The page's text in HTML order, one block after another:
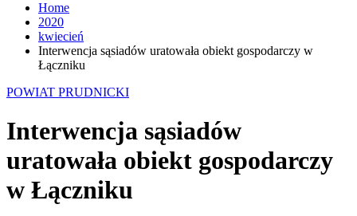
Home
2020
kwiecień
Interwencja sąsiadów uratowała obiekt gospodarczy w
Łączniku
POWIAT PRUDNICKI
Interwencja sąsiadów
uratowała obiekt gospodarczy
w Łączniku